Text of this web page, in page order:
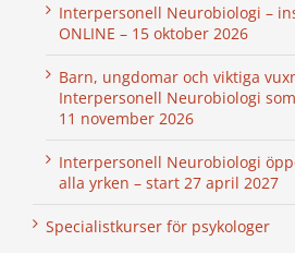
Interpersonell Neurobiologi –
ONLINE – 15 oktober 2026
Barn, ungdomar och viktiga
Interpersonell Neurobiologi
11 november 2026
Interpersonell Neurobiologi
alla yrken – start 27 april 2027
Specialistkurser för psykologer